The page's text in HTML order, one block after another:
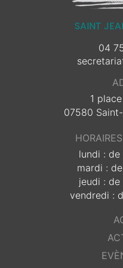
SAINT
04
1
07580
lundi : de
mardi :
jeudi : de
vendredi :